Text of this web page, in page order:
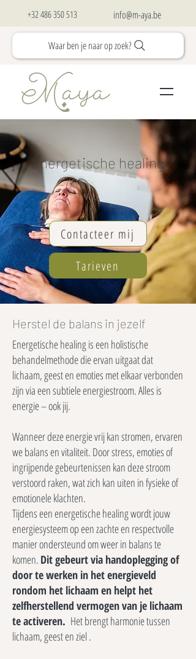
+32 486 350 513 info@m-aya.be
Waar ben je naar op zoek?
Energetische healing
Contacteer mij
Tarieven
Herstel de balans in jezelf
Energetische healing is een holistische
behandelmethode die ervan uitgaat dat
lichaam, geest en emoties met elkaar verbonden
zijn via een subtiele energiestroom. Alles is
energie – ook jij.
Wanneer deze energie vrij kan stromen, ervaren
we balans en vitaliteit. Door stress, emoties of
ingrijpende gebeurtenissen kan deze stroom
verstoord raken, wat zich kan uiten in fysieke of
emotionele klachten.
Tijdens een energetische healing wordt jouw
energiesysteem op een zachte en respectvolle
manier ondersteund om weer in balans te
komen. Dit gebeurt via handoplegging of
door te werken in het energieveld
rondom het lichaam en helpt het
zelfherstellend vermogen van je lichaam
te activeren. Het brengt harmonie tussen
lichaam, geest en ziel .